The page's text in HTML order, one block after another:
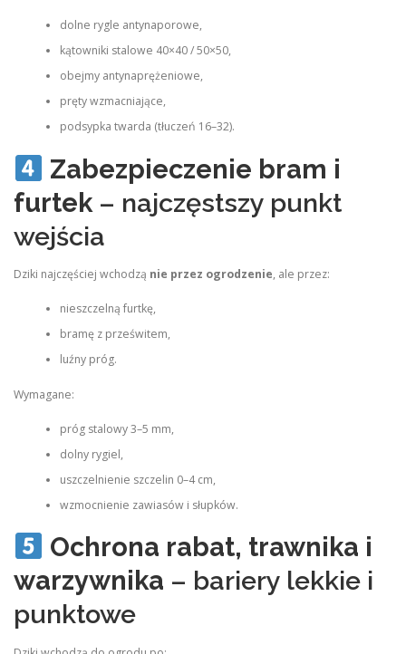
dolne rygle antynaporowe,
kątowniki stalowe 40×40 / 50×50,
obejmy antynaprężeniowe,
pręty wzmacniające,
podsypka twarda (tłuczeń 16–32).
Zabezpieczenie bram i
furtek– najczęstszy punkt
wejścia
Dziki najczęściej wchodzą nie przez ogrodzenie, ale przez:
nieszczelną furtkę,
bramę z prześwitem,
luźny próg.
Wymagane:
próg stalowy 3–5 mm,
dolny rygiel,
uszczelnienie szczelin 0–4 cm,
wzmocnienie zawiasów i słupków.
Ochrona rabat, trawnika i
warzywnika – bariery lekkie i
punktowe